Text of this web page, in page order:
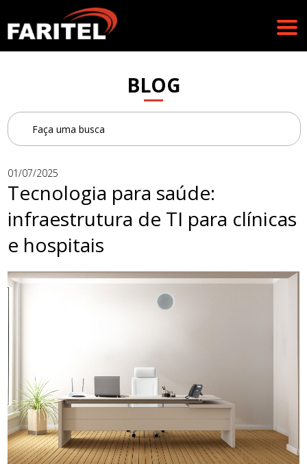
BLOG
01/07/2025
Tecnologia para saúde:
infraestrutura de TI para clínicas
e hospitais